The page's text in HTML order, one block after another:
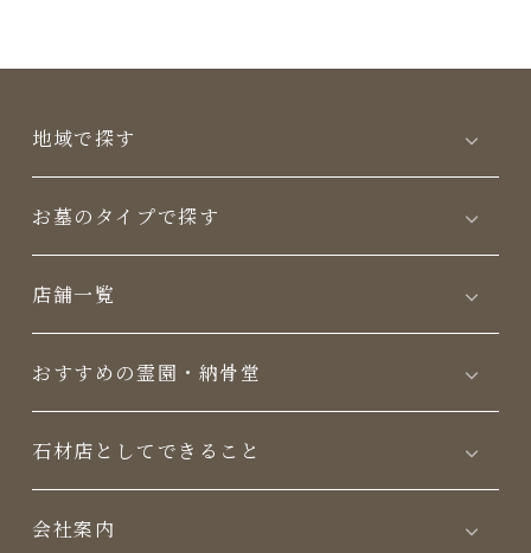
地域で探す
お墓のタイプで探す
店舗一覧
おすすめの霊園・納骨堂
⽯材店としてできること
会社案内